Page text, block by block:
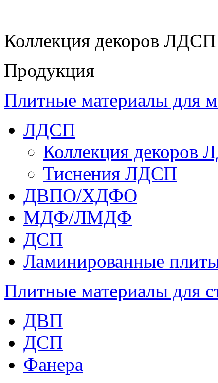
Коллекция декоров ЛДСП
Продукция
Плитные материалы для
ЛДСП
Коллекция декоров
Тиснения ЛДСП
ДВПО/ХДФО
МДФ/ЛМДФ
ДСП
Ламинированные
Плитные материалы для
ДВП
ДСП
Фанера